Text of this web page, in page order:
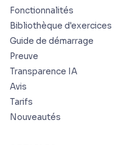
Fonctionnalités
Bibliothèque d'exercices
Guide de démarrage
Preuve
Transparence IA
Avis
Tarifs
Nouveautés